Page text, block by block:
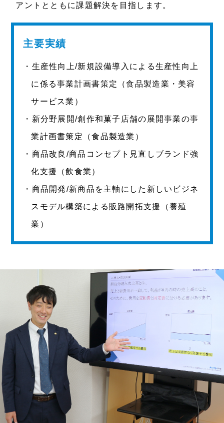
アントとともに課題解決を目指します。
主要実績
・生産性向上/新規設備導入による生産性向上
に係る事業計画書策定（食品製造業・美容
サービス業）
・新分野展開/創作和菓子店舗の展開事業の事
業計画書策定（食品製造業）
・商品改良/商品コンセプト見直しブランド強
化支援（飲食業）
・商品開発/新商品を主軸にした新しいビジネ
スモデル構築による販路開拓支援（養殖
業）